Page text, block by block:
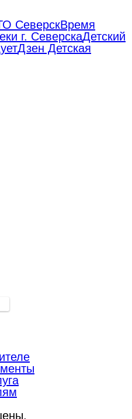
СеверскВремя
г. СеверскаДетский
Дзен Детская